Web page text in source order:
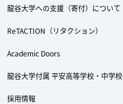
龍谷大学への支援（寄付）について
ReTACTION（リタクション）
Academic Doors
龍谷大学付属 平安高等学校・中学校
採用情報